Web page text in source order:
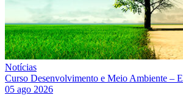
Notícias
Curso Desenvolvimento e Meio Ambiente –
05 ago 2026